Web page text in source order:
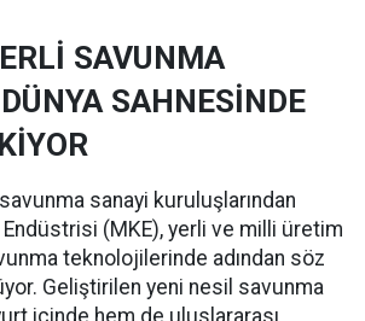
SAVUNMA
SAHNESİNDE
sanayi kuruluşlarından
(MKE), yerli ve milli üretim
teknolojilerinde adından söz
Geliştirilen yeni nesil savunma